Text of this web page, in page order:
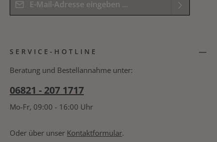
Kenntnis genommen und die
Bitte geben Sie das Ergebnis der Gleichung in das
nachfolgende Textfeld ein. *
SERVICE-HOTLINE
Beratung und Bestellannahme unter:
06821 - 207 1717
Mo-Fr, 09:00 - 16:00 Uhr
Oder über unser Kontaktformular.